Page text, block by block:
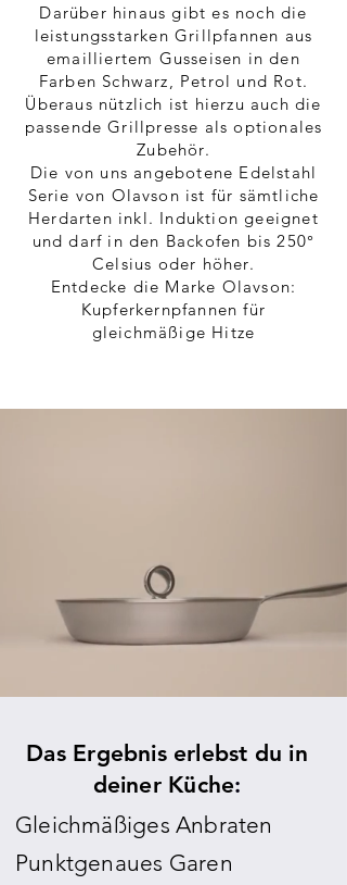
Darüber hinaus gibt es noch die
leistungsstarken Grillpfannen aus
emailliertem Gusseisen in den
Farben Schwarz, Petrol und Rot.
Überaus nützlich ist hierzu auch die
passende Grillpresse als optionales
Zubehör.
Die von uns angebotene Edelstahl
Serie von Olavson ist für sämtliche
Herdarten inkl. Induktion geeignet
und darf in den Backofen bis 250°
Celsius oder höher.
Entdecke die Marke Olavson:
Kupferkernpfannen für
gleichmäßige Hitze
Das Ergebnis erlebst du in
deiner Küche:
Gleichmäßiges Anbraten
Punktgenaues Garen